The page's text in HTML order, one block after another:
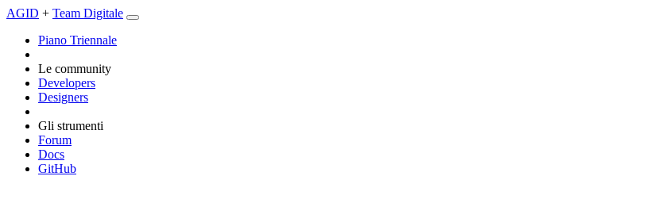
AGID + Team Digitale
Piano Triennale
Le community
Developers
Designers
Gli strumenti
Forum
Docs
GitHub